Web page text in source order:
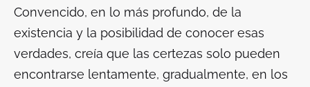
Convencido, en lo más profundo, de la
existencia y la posibilidad de conocer esas
verdades, creía que las certezas solo pueden
encontrarse lentamente, gradualmente, en los